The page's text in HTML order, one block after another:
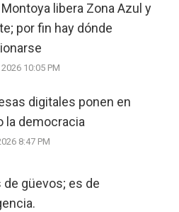
libera Zona Azul y
por fin hay dónde
10:05 PM
digitales ponen en
la democracia
8:47 PM
de güevos; es de